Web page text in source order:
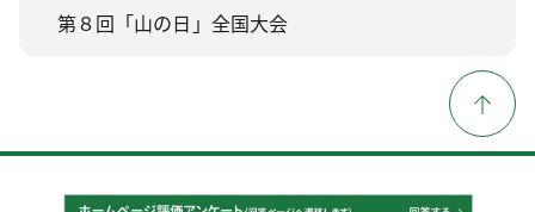
第８回「山の日」全国大会